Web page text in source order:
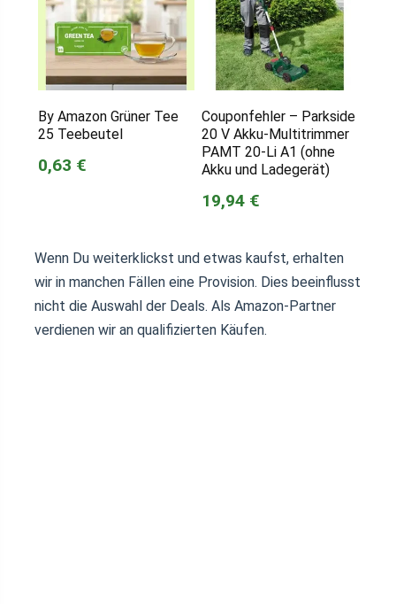
By Amazon Grüner Tee
25 Teebeutel
0,63 €
Couponfehler – Parkside
20 V Akku-Multitrimmer
PAMT 20-Li A1 (ohne
Akku und Ladegerät)
19,94 €
Wenn Du weiterklickst und etwas kaufst, erhalten
wir in manchen Fällen eine Provision. Dies beeinflusst
nicht die Auswahl der Deals. Als Amazon-Partner
verdienen wir an qualifizierten Käufen.